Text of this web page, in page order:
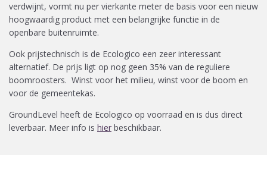
verdwijnt, vormt nu per vierkante meter de basis voor een nieuw
hoogwaardig product met een belangrijke functie in de
openbare buitenruimte.
Ook prijstechnisch is de Ecologico een zeer interessant
alternatief. De prijs ligt op nog geen 35% van de reguliere
boomroosters. Winst voor het milieu, winst voor de boom en
voor de gemeentekas.
GroundLevel heeft de Ecologico op voorraad en is dus direct
leverbaar. Meer info is hier beschikbaar.